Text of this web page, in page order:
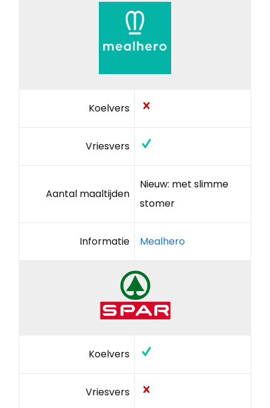
Koelvers
Vriesvers
Aantal maaltijden
Nieuw: met slimme
stomer
Informatie Mealhero
Koelvers
Vriesvers